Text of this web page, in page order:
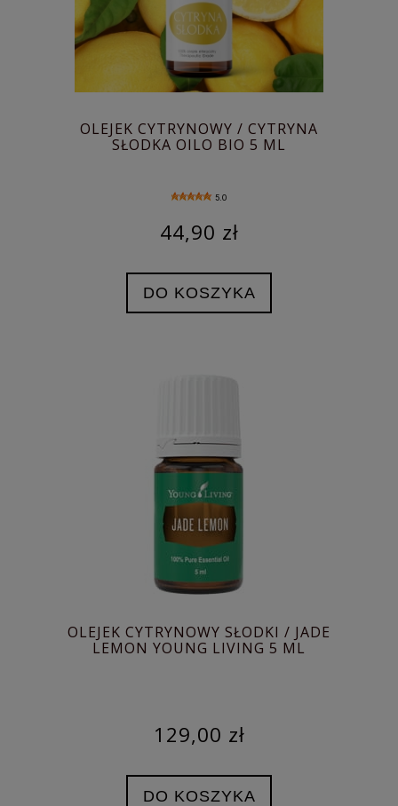
OLEJEK CYTRYNOWY / CYTRYNA
SŁODKA OILO BIO 5 ML
5.0
44,90 zł
DO KOSZYKA
OLEJEK CYTRYNOWY SŁODKI / JADE
LEMON YOUNG LIVING 5 ML
129,00 zł
DO KOSZYKA